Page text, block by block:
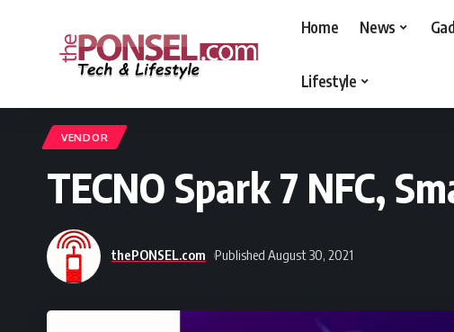
Home News
Lifestyle
VENDOR
TECNO Spark 7 NFC,
thePONSEL.com Published August 30, 2021